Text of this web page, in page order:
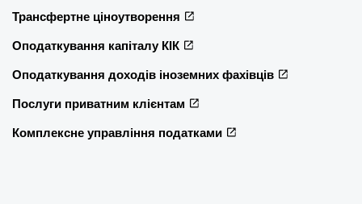
Трансфертне ціноутворення
Оподаткування капіталу КІК
Оподаткування доходів іноземних фахівців
Послуги приватним клієнтам
Комплексне управління податками